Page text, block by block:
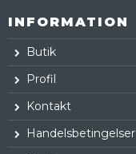
INFORMATION
Butik
Profil
Kontakt
Handelsbetingelser